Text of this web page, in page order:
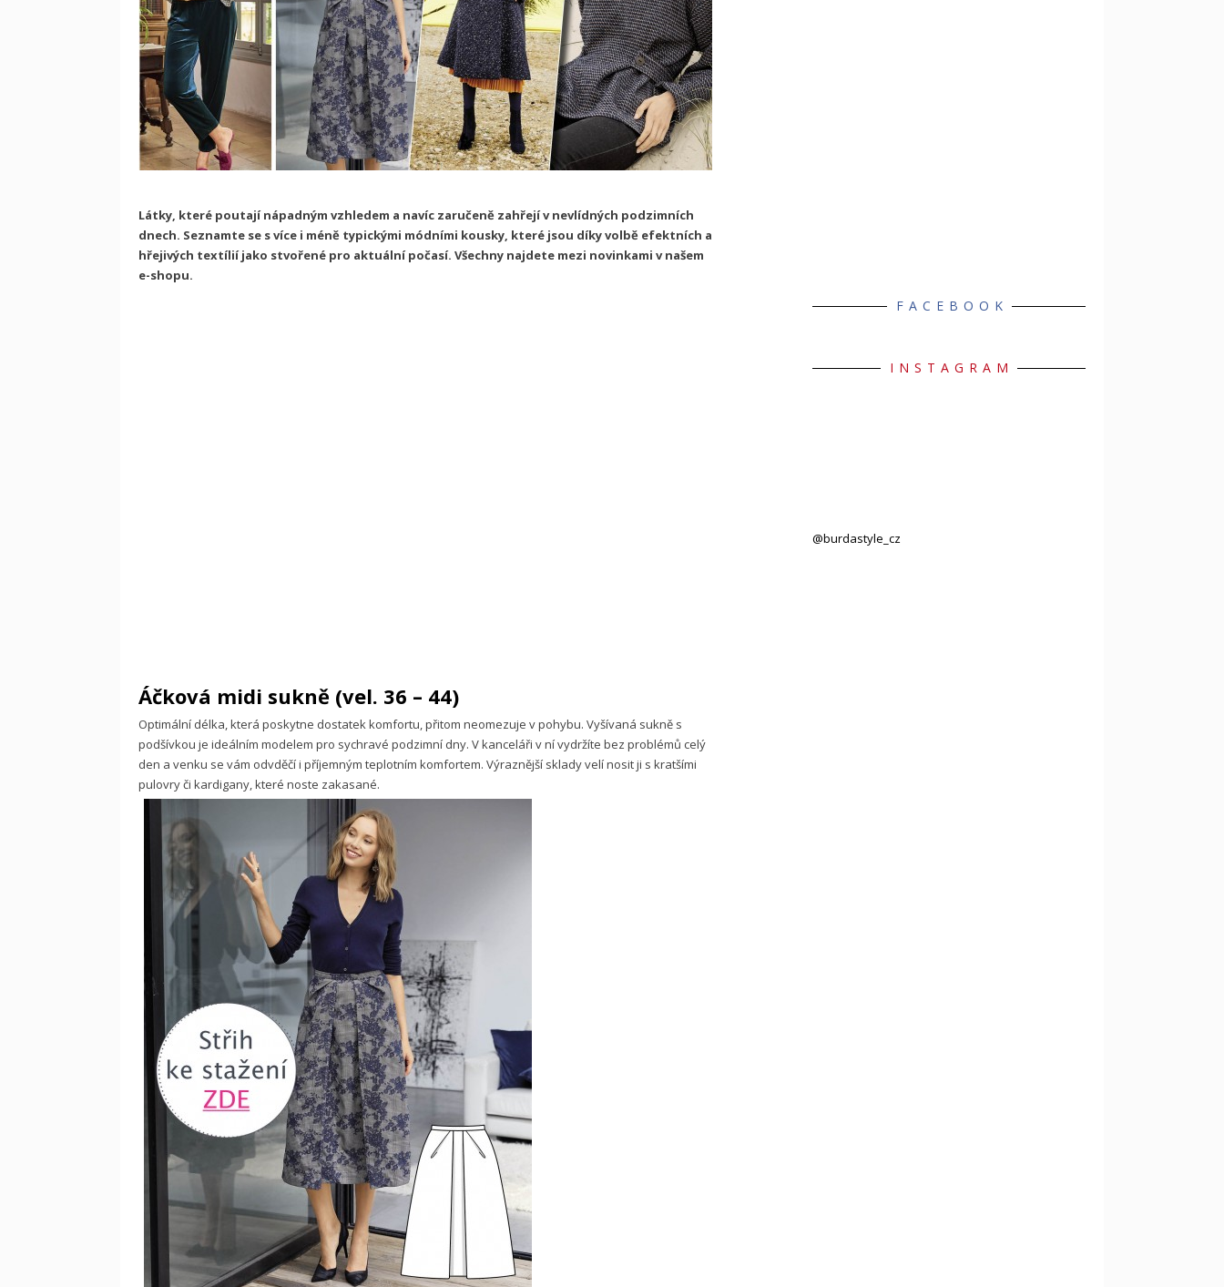
Látky, které poutají nápadným vzhledem a navíc zaručeně zahřejí v nevlídných podzimních
dnech. Seznamte se s více i méně typickými módními kousky, které jsou díky volbě efektních a
hřejivých textílií jako stvořené pro aktuální počasí. Všechny najdete mezi novinkami v našem
e-shopu.
Áčková midi sukně (vel. 36 – 44)
Optimální délka, která poskytne dostatek komfortu, přitom neomezuje v pohybu. Vyšívaná sukně s
podšívkou je ideálním modelem pro sychravé podzimní dny. V kanceláři v ní vydržíte bez problémů celý
den a venku se vám odvděčí i příjemným teplotním komfortem. Výraznější sklady velí nosit ji s kratšími
pulovry či kardigany, které noste zakasané.
FACEBOOK
INSTAGRAM
@burdastyle_cz